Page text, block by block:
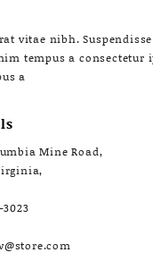
vitae nibh.
tempus a consectetur
a
Mine Road,